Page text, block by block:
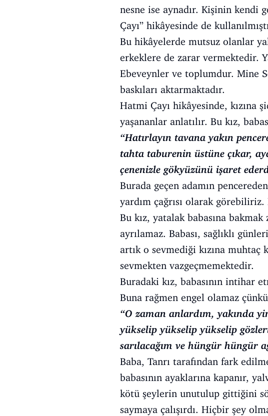
nesne ise aynadır. Kişinin kendi
Çayı” hikâyesinde de
Bu hikâyelerde mutsuz olanlar
erkeklere de zarar vermektedir.
Ebeveynler ve toplumdur. Mine
baskıları aktarmaktadır.
Hatmi Çayı hikâyesinde, kızına
yaşananlar anlatılır. Bu kız,
“Hatırlayın tavana yakın
tahta taburenin üstüne çıkar,
çenenizle gökyüzünü işaret
Burada geçen adamın
yardım çağrısı olarak
Bu kız, yatalak babasına
ayrılamaz. Babası, sağlıklı
artık o sevmediği kızına muhtaç
sevmekten vazgeçmemektedir.
Buradaki kız, babasının intihar
Buna rağmen engel olamaz
“O zaman anlardım, yakında
yükselip yükselip yükselip
sarılacağım ve hüngür hüngür
Baba, Tanrı tarafından fark
babasının ayaklarına kapanır,
kötü şeylerin unutulup gittiğini
saymaya çalışırdı. Hiçbir şey